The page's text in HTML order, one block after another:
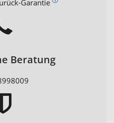
Garantie
Beratung